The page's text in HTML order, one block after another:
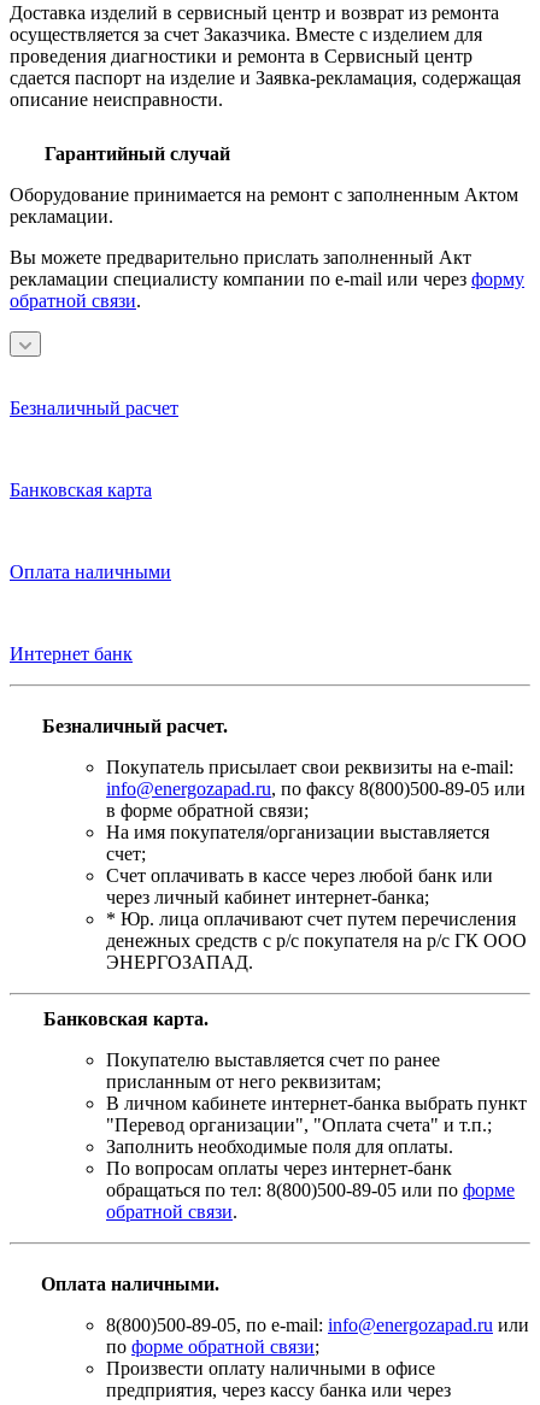
Доставка изделий в сервисный центр и возврат из ремонта
осуществляется за счет Заказчика. Вместе с изделием для
проведения диагностики и ремонта в Сервисный центр
сдается паспорт на изделие и Заявка-рекламация, содержащая
описание неисправности.
Гарантийный случай
Оборудование принимается на ремонт с заполненным Актом
рекламации.
Вы можете предварительно прислать заполненный Акт
рекламации специалисту компании по e-mail или через форму
обратной связи.
Безналичный расчет
Банковская карта
Оплата наличными
Интернет банк
Безналичный расчет.
Покупатель присылает свои реквизиты на e-mail:
info@energozapad.ru, по факсу 8(800)500-89-05 или
в форме обратной связи;
На имя покупателя/организации выставляется
счет;
Счет оплачивать в кассе через любой банк или
через личный кабинет интернет-банка;
* Юр. лица оплачивают счет путем перечисления
денежных средств с р/с покупателя на р/с ГК ООО
ЭНЕРГОЗАПАД.
Банковская карта.
Покупателю выставляется счет по ранее
присланным от него реквизитам;
В личном кабинете интернет-банка выбрать пункт
"Перевод организации", "Оплата счета" и т.п.;
Заполнить необходимые поля для оплаты.
По вопросам оплаты через интернет-банк
обращаться по тел: 8(800)500-89-05 или по форме
обратной связи.
Оплата наличными.
8(800)500-89-05, по e-mail: info@energozapad.ru или
по форме обратной связи;
Произвести оплату наличными в офисе
предприятия, через кассу банка или через